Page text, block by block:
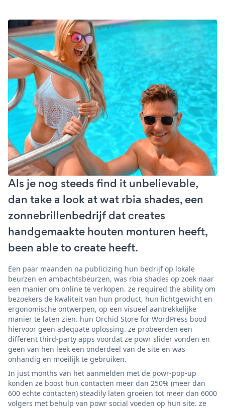
Als je nog steeds find it unbelievable,
dan take a look at wat rbia shades, een
zonnebrillenbedrijf dat creates
handgemaakte houten monturen heeft,
been able to create heeft.
Een paar maanden na publicizing hun bedrijf op lokale
beurzen en ambachtsbeurzen, was rbia shades op zoek naar
een manier om online te verkopen. ze required the ability om
bezoekers de kwaliteit van hun product, hun lichtgewicht en
ergonomische ontwerpen, op een visueel aantrekkelijke
manier te laten zien. hun Orchid Store for WordPress bood
hiervoor geen adequate oplossing. ze probeerden een
different third-party apps voordat ze powr slider vonden en
geen van hen leek een onderdeel van de site en was
onhandig en moeilijk te gebruiken.
In just months van het aanmelden met de powr-pop-up
konden ze boost hun contacten meer dan 250% (meer dan
600 echte contacten) steadily laten groeien tot meer dan 6000
volgers met behulp van powr social voeden op hun site. ze